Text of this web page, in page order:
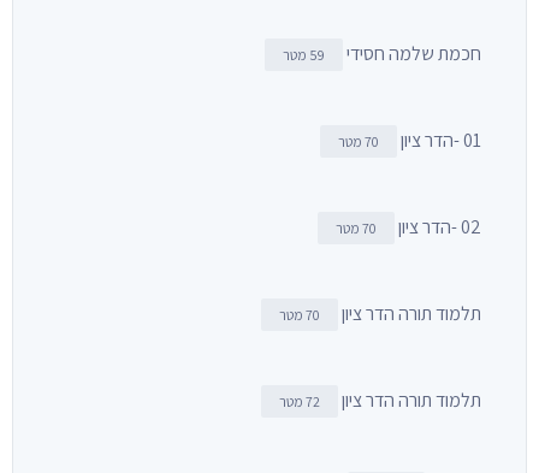
חכמת שלמה חסידי 59 מטר
01 -הדר ציון 70 מטר
02 -הדר ציון 70 מטר
תלמוד תורה הדר ציון 70 מטר
תלמוד תורה הדר ציון 72 מטר